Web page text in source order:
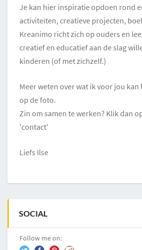
Je kan hier inspiratie opdoen rond
activiteiten, creatieve projecten,
Kreanimo richt zich op ouders en
creatief en educatief aan de slag
kinderen (of met zichzelf.)
Meer weten over wat ik voor jou kan
op de foto.
Zin om samen te werken? Klik dan
'contact'
Liefs Ilse
SOCIAL
Follow me on: